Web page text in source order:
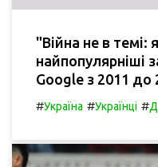
"Війна не в темі:
найпопулярніші
Google з 2011 до
#Україна #Українці #